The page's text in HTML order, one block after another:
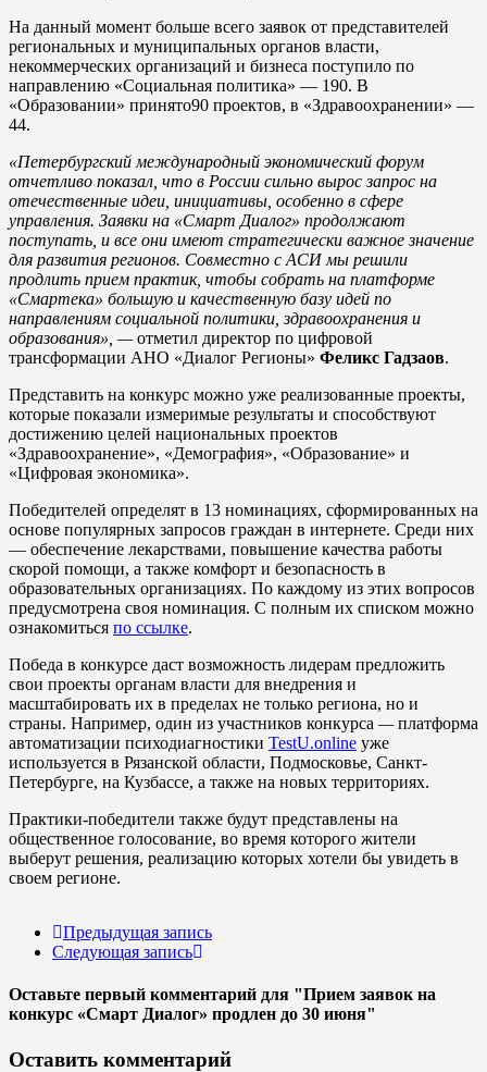
На данный момент больше всего заявок от представителей
региональных и муниципальных органов власти,
некоммерческих организаций и бизнеса поступило по
направлению «Социальная политика» — 190. В
«Образовании» принято90 проектов, в «Здравоохранении» —
44.
«Петербургский международный экономический форум
отчетливо показал, что в России сильно вырос запрос на
отечественные идеи, инициативы, особенно в сфере
управления. Заявки на «Смарт Диалог» продолжают
поступать, и все они имеют стратегически важное значение
для развития регионов. Совместно с АСИ мы решили
продлить прием практик, чтобы собрать на платформе
«Смартека» большую и качественную базу идей по
направлениям социальной политики, здравоохранения и
образования», —отметил директор по цифровой
трансформации АНО «Диалог Регионы» Феликс Гадзаов.
Представить на конкурс можно уже реализованные проекты,
которые показали измеримые результаты и способствуют
достижению целей национальных проектов
«Здравоохранение», «Демография», «Образование» и
«Цифровая экономика».
Победителей определят в 13 номинациях, сформированных на
основе популярных запросов граждан в интернете. Среди них
— обеспечение лекарствами, повышение качества работы
скорой помощи, а также комфорт и безопасность в
образовательных организациях. По каждому из этих вопросов
предусмотрена своя номинация. С полным их списком можно
ознакомиться по ссылке.
Победа в конкурсе даст возможность лидерам предложить
свои проекты органам власти для внедрения и
масштабировать их в пределах не только региона, но и
страны. Например, один из участников конкурса —платформа
автоматизации психодиагностики TestU.online уже
используется в Рязанской области, Подмосковье, Санкт-
Петербурге, на Кузбассе, а также на новых территориях.
Практики-победители также будут представлены на
общественное голосование, во время которого жители
выберут решения, реализацию которых хотели бы увидеть в
своем регионе.
Предыдущая запись
Следующая запись
Оставьте первый комментарий для "Прием заявок на
конкурс «Смарт Диалог» продлен до 30 июня"
Оставить комментарий